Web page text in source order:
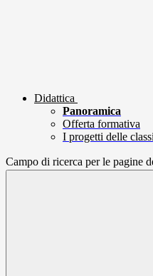
Didattica
Panoramica
Offerta formativa
I progetti delle classi
Campo di ricerca per le pagine